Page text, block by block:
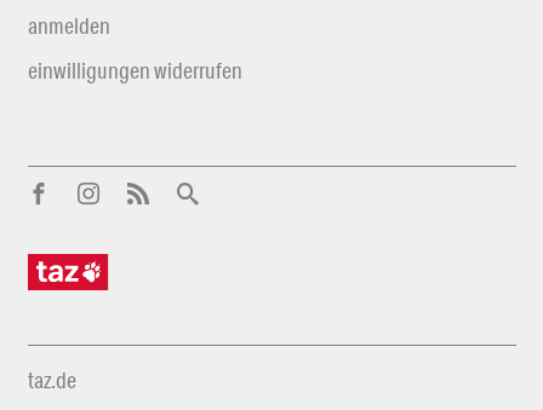
anmelden
einwilligungen widerrufen
taz.de